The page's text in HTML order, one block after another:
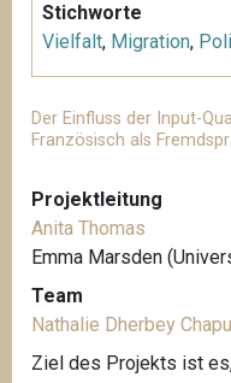
Stichworte
Vielfalt, Migration,
Der Einfluss der Input-
Französisch als
Projektleitung
Anita Thomas
Emma Marsden
Team
Nathalie Dherbey
Ziel des Projekts ist